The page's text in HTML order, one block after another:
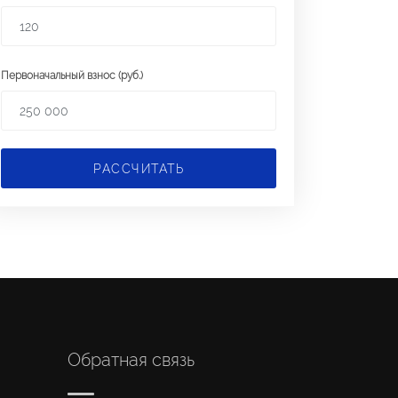
Первоначальный взнос (руб.)
РАССЧИТАТЬ
Обратная связь